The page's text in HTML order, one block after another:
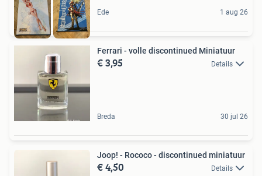
Ede 1 aug 26
Ferrari - volle discontinued Miniatuur
€ 3,95 Details
Breda 30 jul 26
Joop! - Rococo - discontinued miniatuur
€ 4,50 Details